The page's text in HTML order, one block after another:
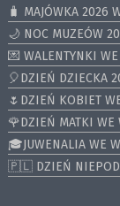
🧳 MAJÓWKA 2026
🌙 NOC MUZEÓW
💌 WALENTYNKI
🎈DZIEŃ DZIECKA
🌷DZIEŃ KOBIET
🌹DZIEŃ MATKI WE
🎓JUWENALIA WE
🇵🇱 DZIEŃ